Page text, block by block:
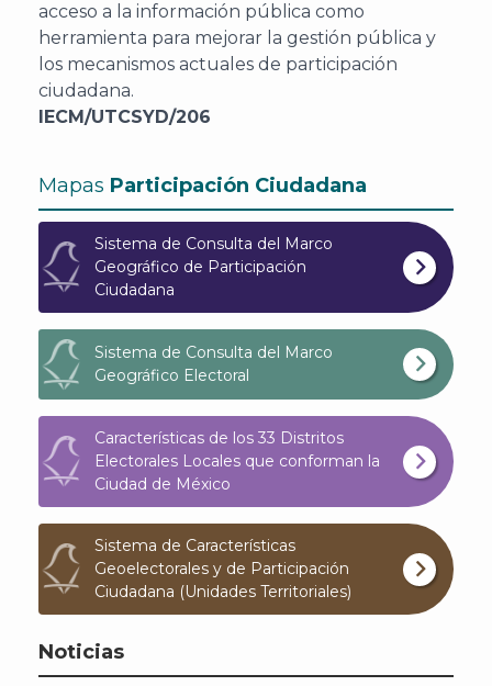
acceso a la información pública como
herramienta para mejorar la gestión pública y
los mecanismos actuales de participación
ciudadana.
IECM/UTCSYD/206
Mapas Participación Ciudadana
Sistema de Consulta del Marco
Geográfico de Participación
Ciudadana
Sistema de Consulta del Marco
Geográfico Electoral
Características de los 33 Distritos
Electorales Locales que conforman la
Ciudad de México
Sistema de Características
Geoelectorales y de Participación
Ciudadana (Unidades Territoriales)
Noticias